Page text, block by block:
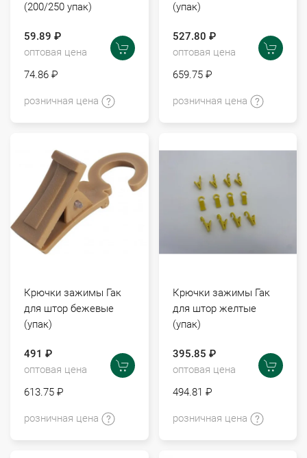
(200/250 упак)
59.89 ₽
оптовая цена
74.86 ₽
розничная цена
(упак)
527.80 ₽
оптовая цена
659.75 ₽
розничная цена
Крючки зажимы Гак
для штор бежевые
(упак)
491 ₽
оптовая цена
613.75 ₽
розничная цена
Крючки зажимы Гак
для штор желтые
(упак)
395.85 ₽
оптовая цена
494.81 ₽
розничная цена